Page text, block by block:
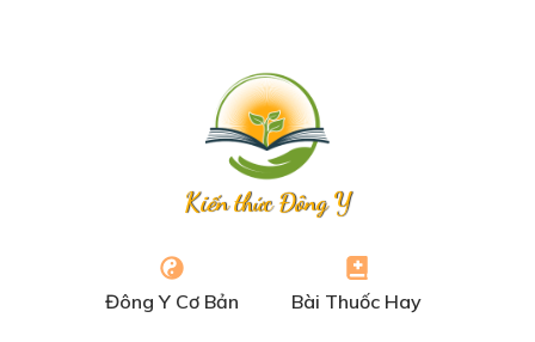
Kiến thức Đông Y
Đông Y Cơ Bản Bài Thuốc Hay